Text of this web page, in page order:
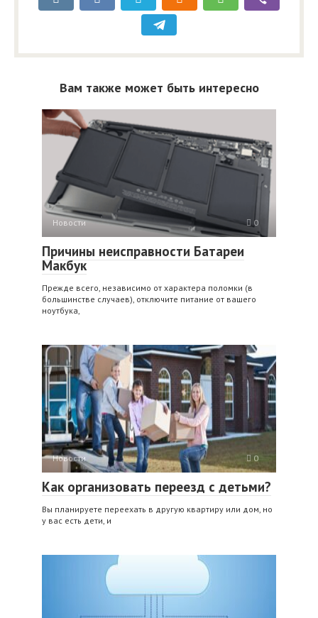
Вам также может быть интересно
Новости 0
Причины неисправности Батареи
Макбук
Прежде всего, независимо от характера поломки (в
большинстве случаев), отключите питание от вашего
ноутбука,
Новости 0
Как организовать переезд с детьми?
Вы планируете переехать в другую квартиру или дом, но
у вас есть дети, и